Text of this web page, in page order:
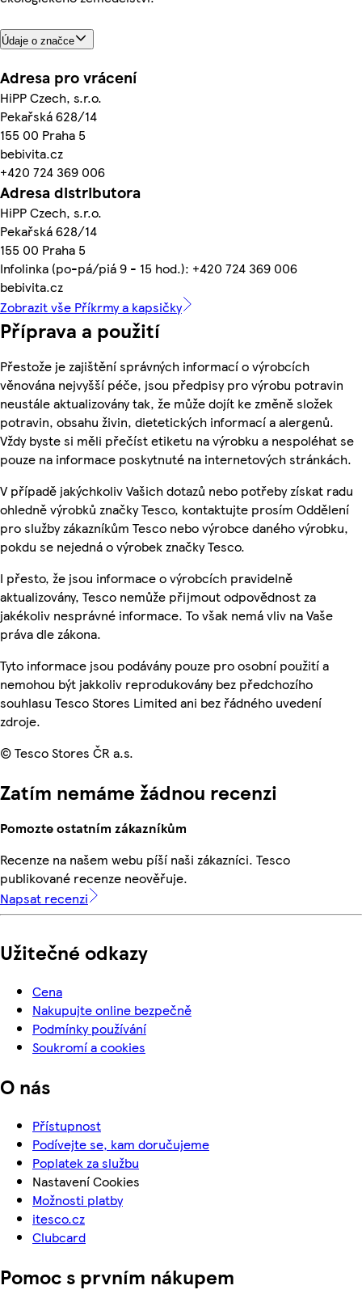
Údaje o značce
Adresa pro vrácení
HiPP Czech, s.r.o.
Pekařská 628/14
155 00 Praha 5
bebivita.cz
+420 724 369 006
Adresa distributora
HiPP Czech, s.r.o.
Pekařská 628/14
155 00 Praha 5
Infolinka (po-pá/piá 9 - 15 hod.): +420 724 369 006
bebivita.cz
Zobrazit vše Příkrmy a kapsičky
Příprava a použití
Přestože je zajištění správných informací o výrobcích
věnována nejvyšší péče, jsou předpisy pro výrobu potravin
neustále aktualizovány tak, že může dojít ke změně složek
potravin, obsahu živin, dietetických informací a alergenů.
Vždy byste si měli přečíst etiketu na výrobku a nespoléhat se
pouze na informace poskytnuté na internetových stránkách.
V případě jakýchkoliv Vašich dotazů nebo potřeby získat radu
ohledně výrobků značky Tesco, kontaktujte prosím Oddělení
pro služby zákazníkům Tesco nebo výrobce daného výrobku,
pokdu se nejedná o výrobek značky Tesco.
I přesto, že jsou informace o výrobcích pravidelně
aktualizovány, Tesco nemůže přijmout odpovědnost za
jakékoliv nesprávné informace. To však nemá vliv na Vaše
práva dle zákona.
Tyto informace jsou podávány pouze pro osobní použití a
nemohou být jakkoliv reprodukovány bez předchozího
souhlasu Tesco Stores Limited ani bez řádného uvedení
zdroje.
© Tesco Stores ČR a.s.
Zatím nemáme žádnou recenzi
Pomozte ostatním zákazníkům
Recenze na našem webu píší naši zákazníci. Tesco
publikované recenze neověřuje.
Napsat recenzi
Užitečné odkazy
Cena
Nakupujte online bezpečně
Podmínky používání
Soukromí a cookies
O nás
Přístupnost
Podívejte se, kam doručujeme
Poplatek za službu
Nastavení Cookies
Možnosti platby
itesco.cz
Clubcard
Pomoc s prvním nákupem